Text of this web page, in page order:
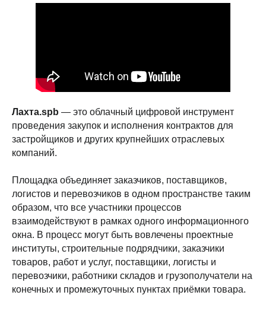
Лахта.spb — это облачный цифровой инструмент
проведения закупок и исполнения контрактов для
застройщиков и других крупнейших отраслевых
компаний.
Площадка объединяет заказчиков, поставщиков,
логистов и перевозчиков в одном пространстве таким
образом, что все участники процессов
взаимодействуют в рамках одного информационного
окна. В процесс могут быть вовлечены проектные
институты, строительные подрядчики, заказчики
товаров, работ и услуг, поставщики, логисты и
перевозчики, работники складов и грузополучатели на
конечных и промежуточных пунктах приёмки товара.